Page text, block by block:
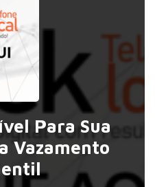
Para Sua
Vazamento